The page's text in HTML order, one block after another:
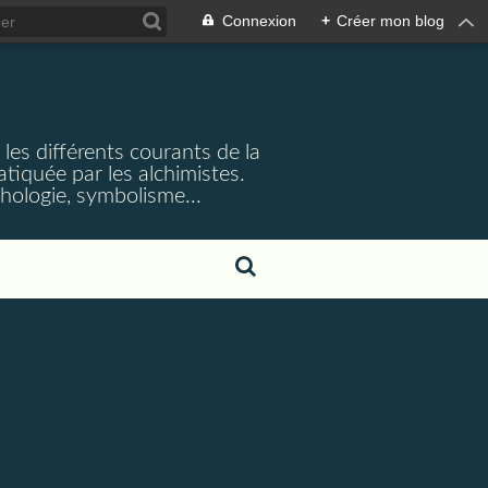
Connexion + Créer mon blog
différents courants de la
par les alchimistes.
symbolisme...